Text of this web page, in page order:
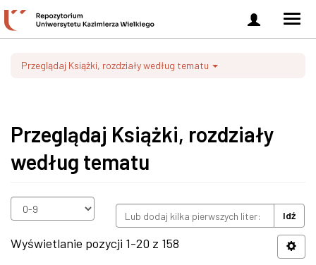
Zaloguj
się
Przeglądaj Książki, rozdziały według tematu
Przeglądaj Książki, rozdziały
według tematu
Idź
Wyświetlanie pozycji 1-20 z 158